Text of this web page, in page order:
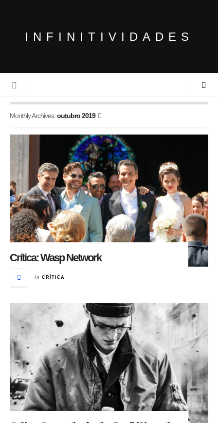
INFINITIVIDADES
Monthly Archives:outubro 2019
Crítica: Wasp Network
in CRÍTICA